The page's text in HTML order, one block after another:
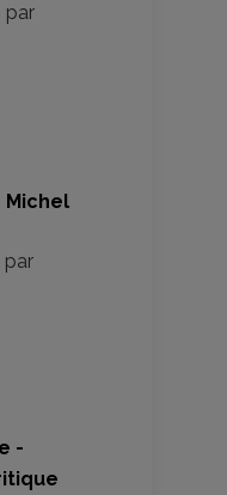
par
Michel
par
-